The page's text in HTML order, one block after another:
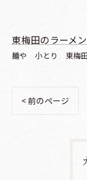
東梅田のラー
麺や 小とり 東梅
< 前のページ